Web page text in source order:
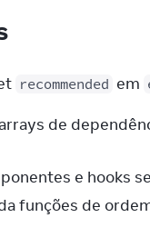
recommended em
de
e hooks
funções de